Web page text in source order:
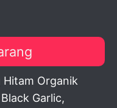
Hitam Organik
Garlic,